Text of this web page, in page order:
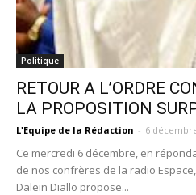
Politique
RETOUR A L’ORDRE
LA PROPOSITION
L'Equipe de la Rédaction - 6
Ce mercredi 6 décembre, en
de nos confrères de la radio
Dalein Diallo propose...